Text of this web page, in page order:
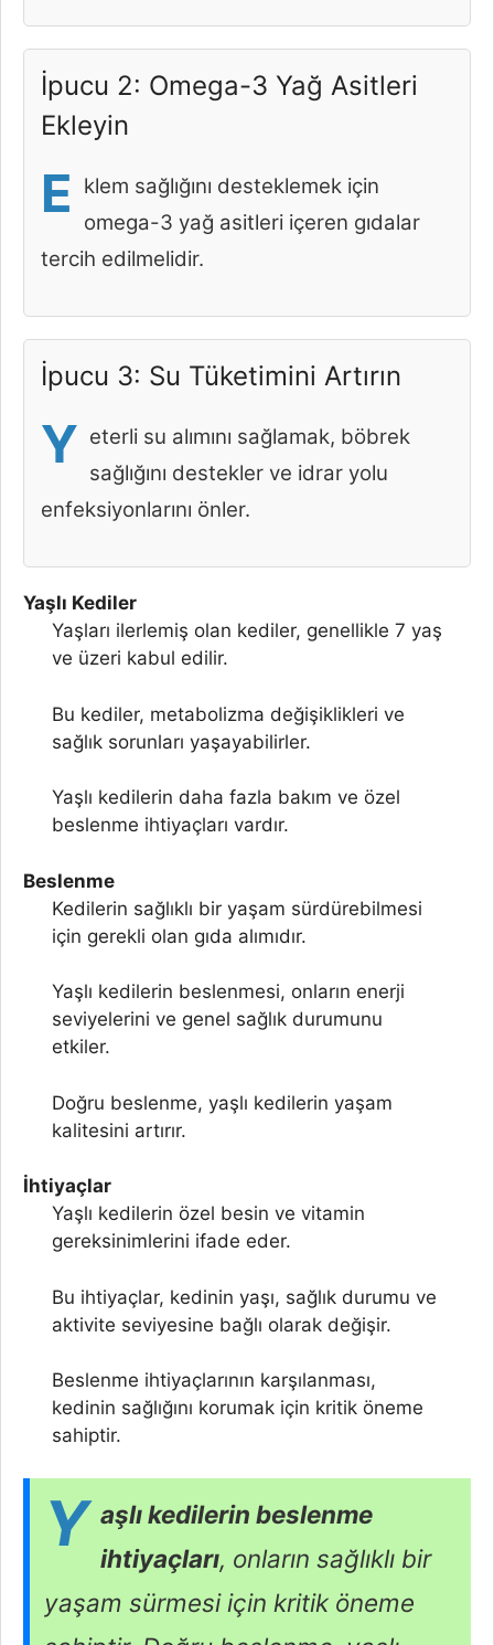
İpucu 2: Omega-3 Yağ Asitleri
Ekleyin
E
klem sağlığını desteklemek için
omega-3 yağ asitleri içeren gıdalar
tercih edilmelidir.
İpucu 3: Su Tüketimini Artırın
Y eterli su alımını sağlamak, böbrek
sağlığını destekler ve idrar yolu
enfeksiyonlarını önler.
Yaşlı Kediler
Yaşları ilerlemiş olan kediler, genellikle 7 yaş
ve üzeri kabul edilir.
Bu kediler, metabolizma değişiklikleri ve
sağlık sorunları yaşayabilirler.
Yaşlı kedilerin daha fazla bakım ve özel
beslenme ihtiyaçları vardır.
Beslenme
Kedilerin sağlıklı bir yaşam sürdürebilmesi
için gerekli olan gıda alımıdır.
Yaşlı kedilerin beslenmesi, onların enerji
seviyelerini ve genel sağlık durumunu
etkiler.
Doğru beslenme, yaşlı kedilerin yaşam
kalitesini artırır.
İhtiyaçlar
Yaşlı kedilerin özel besin ve vitamin
gereksinimlerini ifade eder.
Bu ihtiyaçlar, kedinin yaşı, sağlık durumu ve
aktivite seviyesine bağlı olarak değişir.
Beslenme ihtiyaçlarının karşılanması,
kedinin sağlığını korumak için kritik öneme
sahiptir.
Y aşlı kedilerin beslenme
ihtiyaçları, onların sağlıklı bir
yaşam sürmesi için kritik öneme